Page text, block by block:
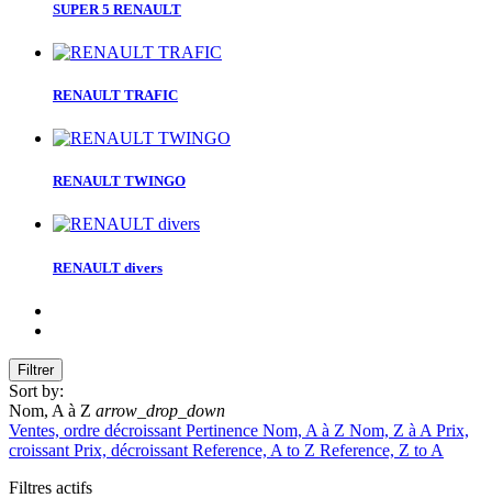
SUPER 5 RENAULT
RENAULT TRAFIC
RENAULT TWINGO
RENAULT divers
Filtrer
Sort by:
Nom, A à Z arrow_drop_down
Ventes, ordre décroissant Pertinence Nom, A à Z Nom, Z à A Prix,
croissant Prix, décroissant Reference, A to Z Reference, Z to A
Filtres actifs